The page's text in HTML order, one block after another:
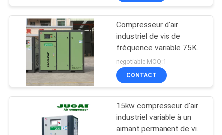
SITE
PRIVACY
POLICY
Compresseur d'air
industriel de vis de
fréquence variable 75KW
100HP
negotiable MOQ:1
CONTACT
15kw compresseur d'air
industriel variable à un
aimant permanent de vis